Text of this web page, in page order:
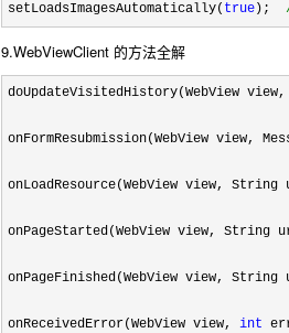
setLoadsImagesAutomatically( true );
9.WebViewClient 的方法全解
doUpdateVisitedHistory(WebView
onFormResubmission(WebView view,
onLoadResource(WebView view, String
onPageStarted(WebView view, String
onPageFinished(WebView view, String
onReceivedError(WebView view, int